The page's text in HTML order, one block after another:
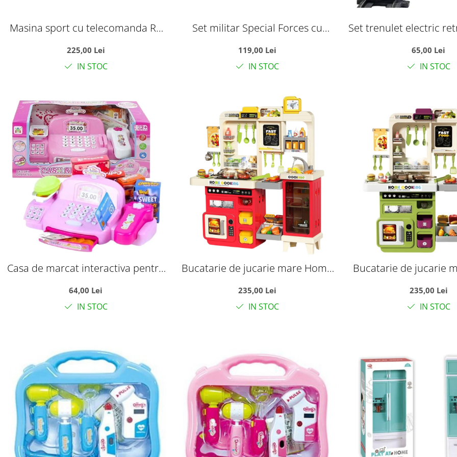
Masina sport cu telecomanda RC
acumulator, scara 1:14, +6 ani
225,00 Lei
IN STOC
Set militar Special Forces cu
militara si vehicule, +3 ani
119,00 Lei
IN STOC
Set trenulet electric
european
65,00 Lei
IN STOC
Casa de marcat interactiva pentru
accesorii, roz, +3 ani
64,00 Lei
IN STOC
Bucatarie de jucarie mare Home
accesorii, rosu, 100 cm, +3 ani
235,00 Lei
IN STOC
Bucatarie de jucarie
accesorii, verde, 100
235,00 Lei
IN STOC